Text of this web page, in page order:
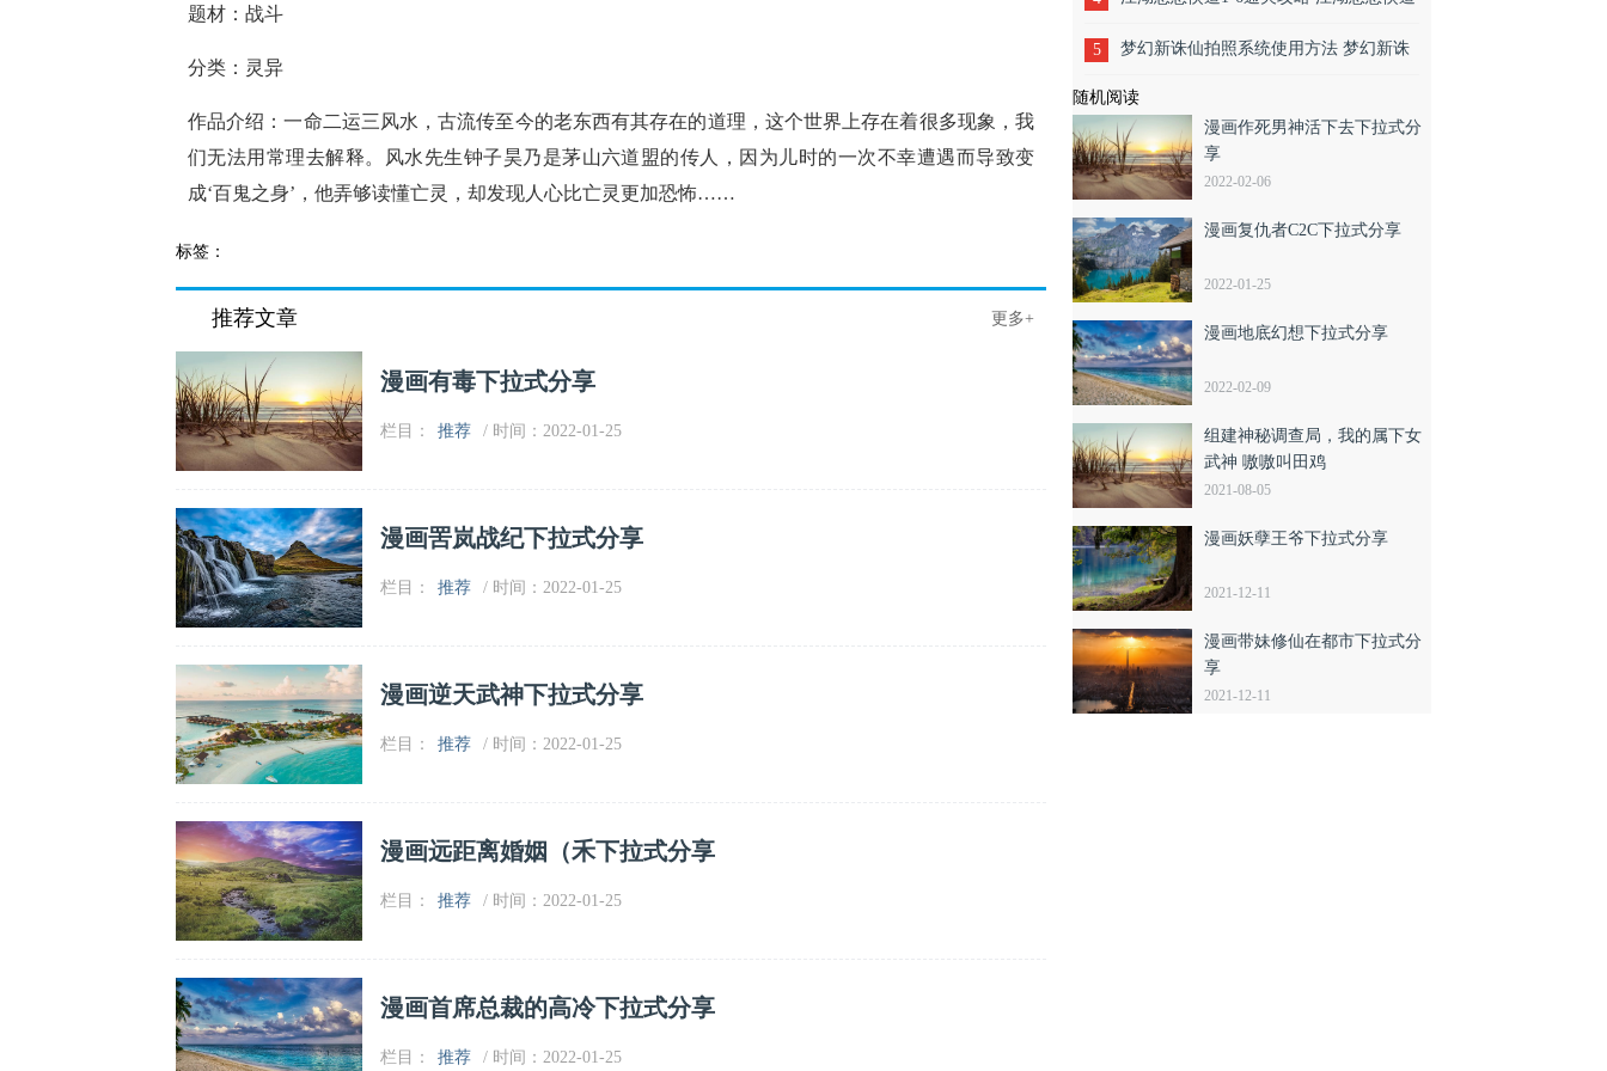
题材：战斗
分类：灵异
作品介绍：一命二运三风水，古流传至今的老东西有其存在的道理，这个世界上存在着很多现象，我
们无法用常理去解释。风水先生钟子昊乃是茅山六道盟的传人，因为儿时的一次不幸遭遇而导致变
成‘百鬼之身’，他弄够读懂亡灵，却发现人心比亡灵更加恐怖……
标签：
推荐文章 更多+
漫画有毒下拉式分享
栏目： 推荐 / 时间：2022-01-25
漫画罟岚战纪下拉式分享
栏目： 推荐 / 时间：2022-01-25
漫画逆天武神下拉式分享
栏目： 推荐 / 时间：2022-01-25
漫画远距离婚姻（禾下拉式分享
栏目： 推荐 / 时间：2022-01-25
漫画首席总裁的高冷下拉式分享
栏目： 推荐 / 时间：2022-01-25
1-6怎么过
5 梦幻新诛仙拍照系统使用方法 梦幻新诛
仙拍照系统怎么玩
随机阅读
漫画作死男神活下去下拉式分
享
2022-02-06
漫画复仇者C2C下拉式分享
2022-01-25
漫画地底幻想下拉式分享
2022-02-09
组建神秘调查局，我的属下女
武神 嗷嗷叫田鸡
2021-08-05
漫画妖孽王爷下拉式分享
2021-12-11
漫画带妹修仙在都市下拉式分
享
2021-12-11